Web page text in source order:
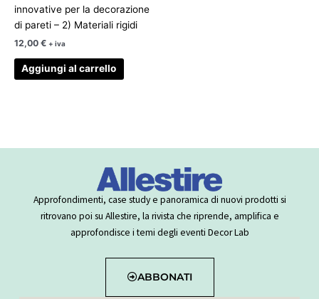
innovative per la decorazione
di pareti – 2) Materiali rigidi
12,00 € + iva
Aggiungi al carrello
Approfondimenti, case study e panoramica di nuovi prodotti si
ritrovano poi su Allestire, la rivista che riprende, amplifica e
approfondisce i temi degli eventi Decor Lab
ABBONATI